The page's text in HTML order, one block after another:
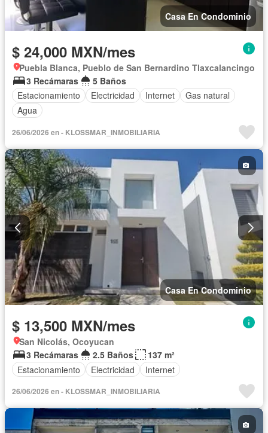
Casa En Condominio
$ 24,000 MXN/mes
Puebla Blanca, Pueblo de San Bernardino Tlaxcalancingo
3 Recámaras
5 Baños
Estacionamiento
Electricidad Internet
Gas natural
Agua
26/06/2026 en - KLOSSMAR_INMOBILIARIA
Casa En Condominio
$ 13,500 MXN/mes
San Nicolás, Ocoyucan
3 Recámaras
2.5 Baños
137 m²
Estacionamiento
Electricidad Internet
26/06/2026 en - KLOSSMAR_INMOBILIARIA